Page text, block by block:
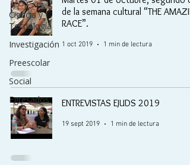
Ciencia y
Tecnología
Investigación
Preescolar
Social
Egresados
de la semana cultural “THE
RACE”.
1 oct 2019 1 min de lectura
ENTREVISTAS EJUDS 2019
19 sept 2019 1 min de lectura